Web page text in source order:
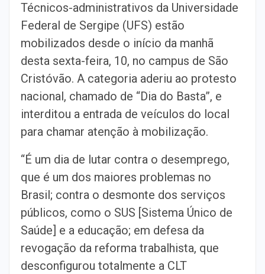
Técnicos-administrativos da Universidade
Federal de Sergipe (UFS) estão
mobilizados desde o início da manhã
desta sexta-feira, 10, no campus de São
Cristóvão. A categoria aderiu ao protesto
nacional, chamado de “Dia do Basta”, e
interditou a entrada de veículos do local
para chamar atenção à mobilização.
“É um dia de lutar contra o desemprego,
que é um dos maiores problemas no
Brasil; contra o desmonte dos serviços
públicos, como o SUS [Sistema Único de
Saúde] e a educação; em defesa da
revogação da reforma trabalhista, que
desconfigurou totalmente a CLT